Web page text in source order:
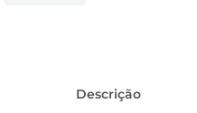
Descrição